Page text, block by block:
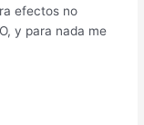
efectos no
y para nada me